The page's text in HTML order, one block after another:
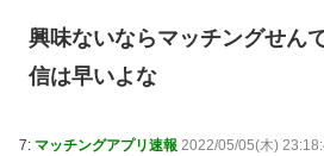
興味ないならマッチングせん
信は早いよな
7: マッチングアプリ速報 2022/05/05(木)